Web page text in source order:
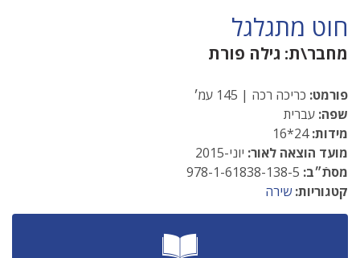
חוט מתגלגל
מחבר\ת: גילה פורת
פורמט: כריכה רכה | 145 עמ׳
שפה: עברית
מידות:24*16
מועד הוצאה לאור: יוני-2015
מסתֿ״ב:
קטגוריות: שירה